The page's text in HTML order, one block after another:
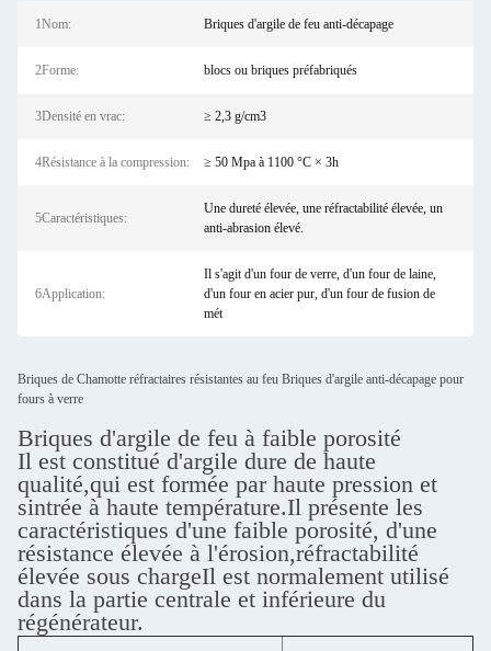
1Nom: Briques d'argile de feu anti-décapage
2Forme: blocs ou briques préfabriqués
3Densité en vrac: ≥ 2,3 g/cm3
4Résistance à la compression: ≥ 50 Mpa à 1100 °C × 3h
5Caractéristiques:
Une dureté élevée, une réfractabilité élevée, un
anti-abrasion élevé.
6Application:
Il s'agit d'un four de verre, d'un four de laine,
d'un four en acier pur, d'un four de fusion de
mét
Briques de Chamotte réfractaires résistantes au feu Briques d'argile anti-décapage pour
fours à verre
Briques d'argile de feu à faible porosité
Il est constitué d'argile dure de haute
qualité,qui est formée par haute pression et
sintrée à haute température.Il présente les
caractéristiques d'une faible porosité, d'une
résistance élevée à l'érosion,réfractabilité
élevée sous chargeIl est normalement utilisé
dans la partie centrale et inférieure du
régénérateur.